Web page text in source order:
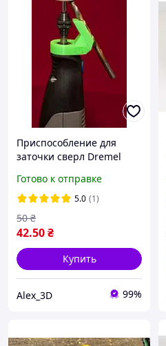
Приспособление для
заточки сверл Dremel
Готово к отправке
5.0 (1)
42.50₴
50 ₴
Купить
Alex_3D 99%